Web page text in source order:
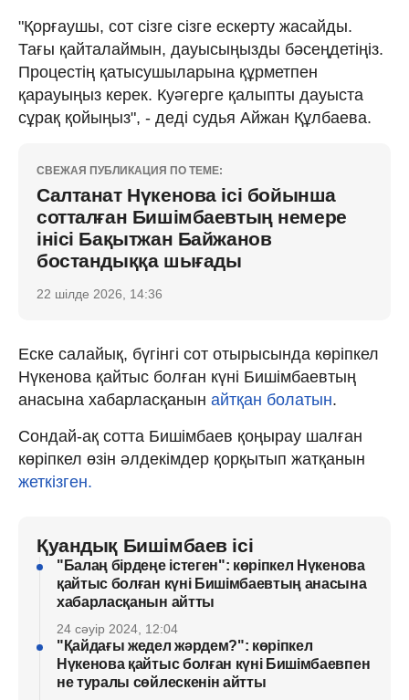
"Қорғаушы, сот сізге сізге ескерту жасайды.
Тағы қайталаймын, дауысыңызды бәсеңдетіңіз.
Процестің қатысушыларына құрметпен
қарауыңыз керек. Куәгерге қалыпты дауыста
сұрақ қойыңыз", - деді судья Айжан Құлбаева.
СВЕЖАЯ ПУБЛИКАЦИЯ ПО ТЕМЕ:
Салтанат Нүкенова ісі бойынша
сотталған Бишімбаевтың немере
інісі Бақытжан Байжанов
бостандыққа шығады
22 шілде 2026, 14:36
Еске салайық, бүгінгі сот отырысында көріпкел
Нүкенова қайтыс болған күні Бишімбаевтың
анасына хабарласқанын айтқан болатын.
Сондай-ақ сотта Бишімбаев қоңырау шалған
көріпкел өзін әлдекімдер қорқытып жатқанын
жеткізген.
Қуандық Бишімбаев ісі
"Балаң бірдеңе істеген": көріпкел Нүкенова
қайтыс болған күні Бишімбаевтың анасына
хабарласқанын айтты
24 сәуір 2024, 12:04
"Қайдағы жедел жәрдем?": көріпкел
Нүкенова қайтыс болған күні Бишімбаевпен
не туралы сөйлескенін айтты